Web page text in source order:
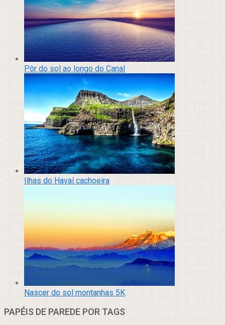
Pôr do sol ao longo do Canal
Ilhas do Havaí cachoeira
Nascer do sol montanhas 5K
PAPÉIS DE PAREDE POR TAGS